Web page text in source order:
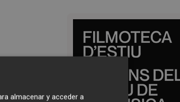
almacenar y acceder a